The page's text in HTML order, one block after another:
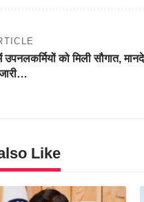
उपनलकर्मियों को मिली सौगात,
Like